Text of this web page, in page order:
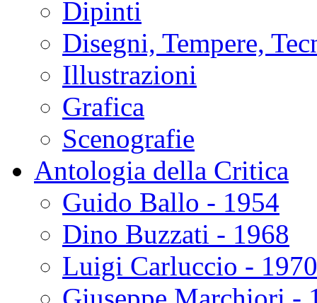
Dipinti
Disegni, Tempere,
Illustrazioni
Grafica
Scenografie
Antologia della Critica
Guido Ballo - 1954
Dino Buzzati - 1968
Luigi Carluccio - 1970